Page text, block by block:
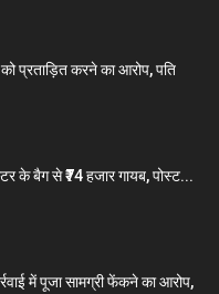
प्रताड़ित करने का आरोप, पति
के बैग से ₹74 हजार गायब, पोस्ट...
में पूजा सामग्री फेंकने का आरोप,